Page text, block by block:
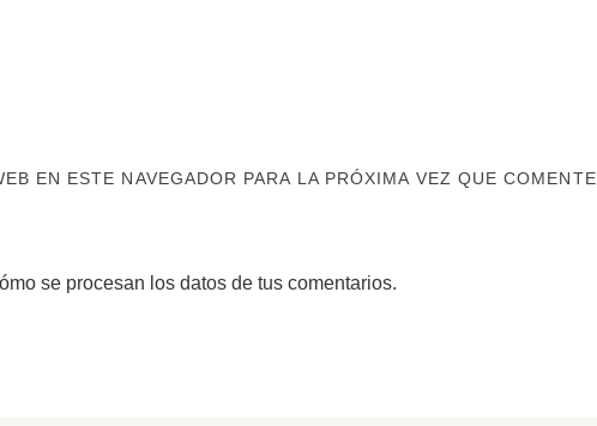
EN ESTE NAVEGADOR PARA LA PRÓXIMA VEZ QUE COMENTE.
se procesan los datos de tus comentarios.